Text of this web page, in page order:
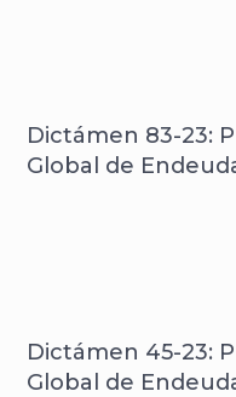
Dictámen 83-23:
Global de
Dictámen 45-23:
Global de